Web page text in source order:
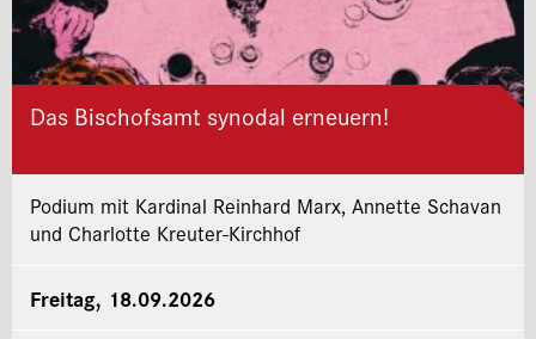
Das Bischofsamt synodal erneuern!
Podium mit Kardinal Reinhard Marx, Annette Schavan
und Charlotte Kreuter-Kirchhof
Freitag, 18.09.2026